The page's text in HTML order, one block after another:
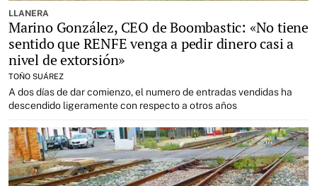
LLANERA
Marino González, CEO de Boombastic: «No tiene
sentido que RENFE venga a pedir dinero casi a
nivel de extorsión»
TOÑO SUÁREZ
A dos días de dar comienzo, el numero de entradas vendidas ha
descendido ligeramente con respecto a otros años